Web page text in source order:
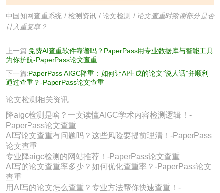
中国知网查重系统 /检测资讯 / 论文检测 / 论文查重时致谢部分是否
计入重复率？
上一篇:免费AI查重软件靠谱吗？PaperPass用专业数据库与智能工具
为你护航-PaperPass论文查重
下一篇:PaperPass AIGC降重：如何让AI生成的论文“说人话”并顺利
通过查重？-PaperPass论文查重
论文检测相关资讯
降aigc检测是啥？一文读懂AIGC学术内容检测逻辑！-
PaperPass论文查重
AI写论文查重有问题吗？这些风险要提前理清！-PaperPass
论文查重
专业降aigc检测的网站推荐！-PaperPass论文查重
AI写的论文查重率多少？如何优化查重率？-PaperPass论文
查重
用AI写的论文怎么查重？专业方法帮你快速查重！-